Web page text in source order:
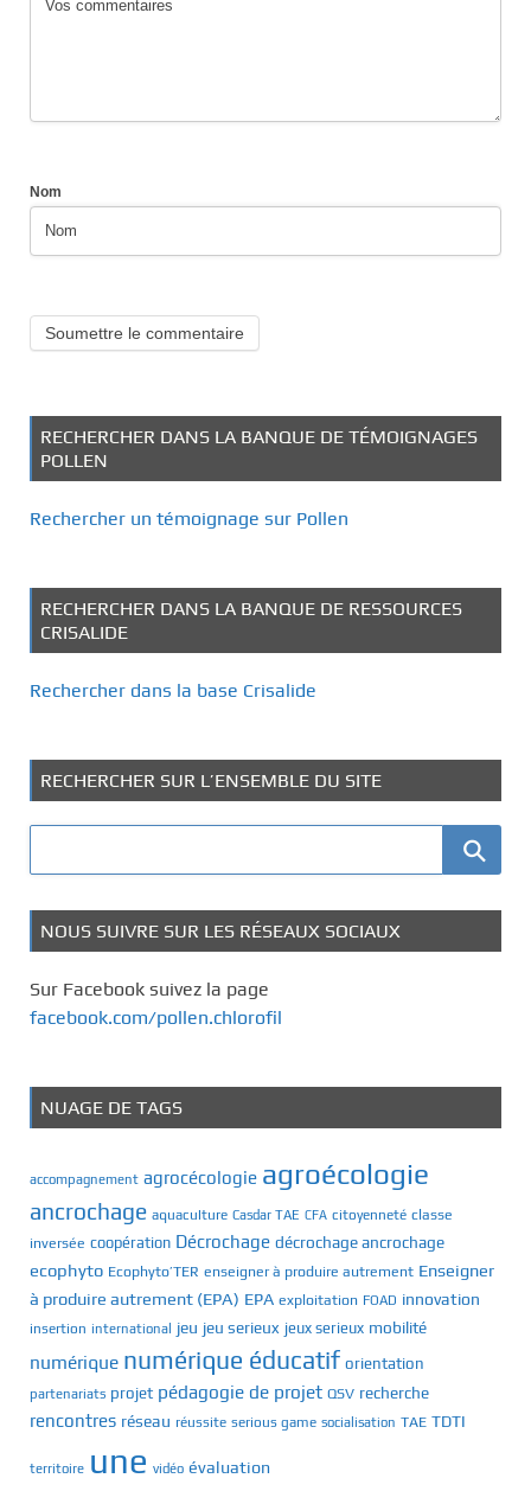
Nom
RECHERCHER DANS LA BANQUE DE TÉMOIGNAGES
POLLEN
Rechercher un témoignage sur Pollen
RECHERCHER DANS LA BANQUE DE RESSOURCES
CRISALIDE
Rechercher dans la base Crisalide
RECHERCHER SUR L’ENSEMBLE DU SITE
NOUS SUIVRE SUR LES RÉSEAUX SOCIAUX
Sur Facebook suivez la page
facebook.com/pollen.chlorofil
NUAGE DE TAGS
accompagnement agrocécologie agroécologie
ancrochage aquaculture Casdar TAE CFA citoyenneté classe
inversée coopération Décrochage décrochage ancrochage
ecophyto Ecophyto’TER enseigner à produire autrement Enseigner
à produire autrement (EPA) EPA exploitation FOAD innovation
insertion international jeu jeu serieux jeux serieux mobilité
numérique numérique éducatif orientation
partenariats projet pédagogie de projet QSV recherche
rencontres réseau réussite serious game socialisation TAE TDTI
territoire une vidéo évaluation